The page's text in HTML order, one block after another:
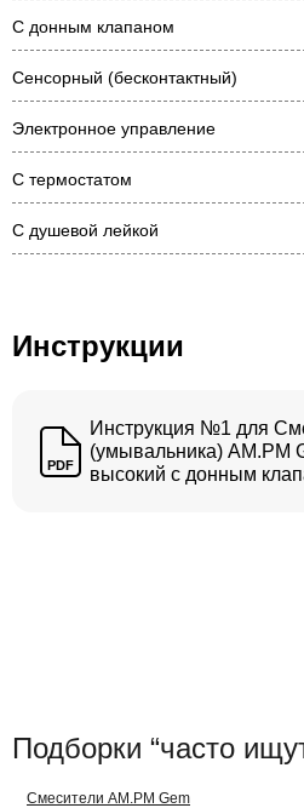
С донным клапаном
Сенсорный (бесконтактный)
Электронное управление
С термостатом
С душевой лейкой
Инструкции
PDF
Инструкция №1 для
(умывальника) AM.PM
высокий с донным
Подборки “часто
Смесители AM.PM Gem